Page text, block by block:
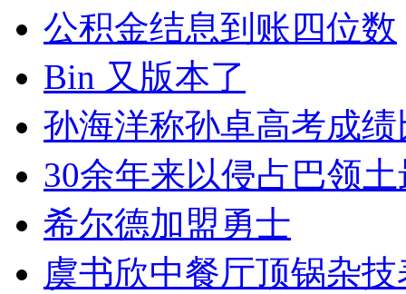
公积金结息到账四位数
Bin 又版本了
孙海洋称孙卓高考成
30余年来以侵占巴领
希尔德加盟勇士
虞书欣中餐厅顶锅杂